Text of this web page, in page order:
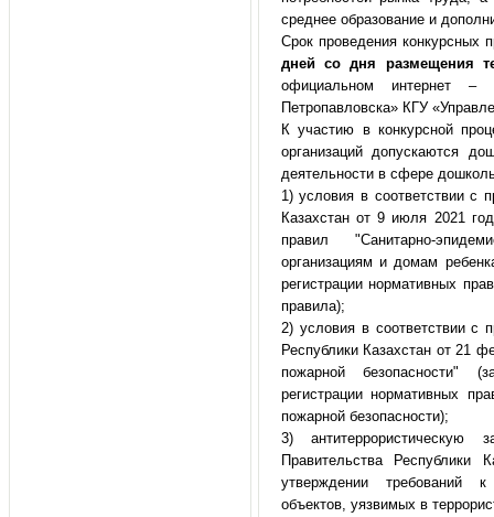
среднее образование и
Срок проведения конкурсных
дней со дня размещения
официальном интернет –
Петропавловска» КГУ
К участию в конкурсной
организаций допускаются
деятельности в сфере
1) условия в соответствии с
Казахстан от 9 июля 2021
правил "Санитарно-
организациям и домам
регистрации нормативных
правила);
2) условия в соответствии с
Республики Казахстан от 21
пожарной безопасности"
регистрации нормативных
пожарной безопасности);
3) антитеррористическую
Правительства
утверждении требований к
объектов, уязвимых в